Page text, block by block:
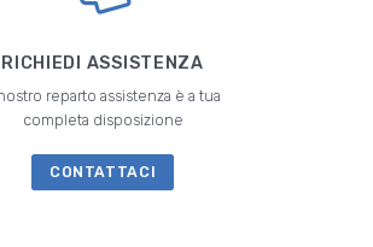
RICHIEDI ASSISTENZA
reparto assistenza è a tua
completa disposizione
CONTATTACI